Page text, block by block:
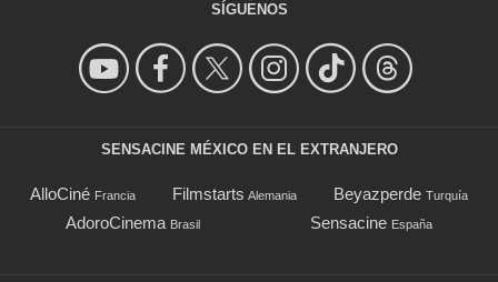
SÍGUENOS
SENSACINE MÉXICO EN EL EXTRANJERO
AlloCiné Francia Filmstarts Alemania Beyazperde Turquía
AdoroCinema Brasil Sensacine España